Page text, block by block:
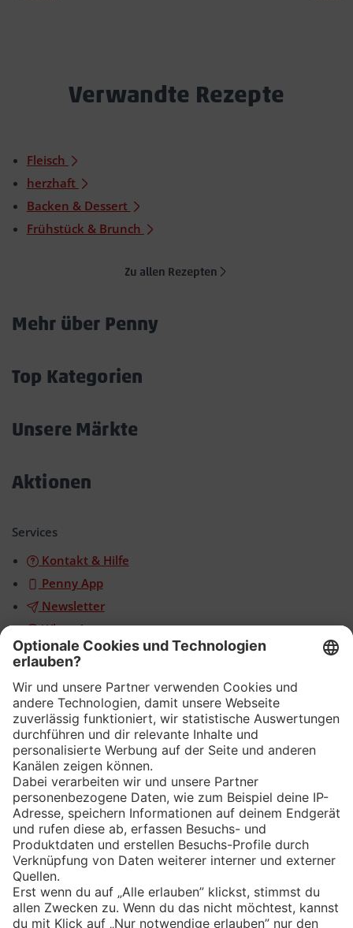
Verwandte Rezepte
Fleisch
herzhaft
Backen & Dessert
Frühstück & Brunch
Zu allen Rezepten
Mehr über Penny
Top Kategorien
Unsere Märkte
Aktionen
Services
Kontakt & Hilfe
Penny App
Newsletter
WhatsApp
App
Eishockey